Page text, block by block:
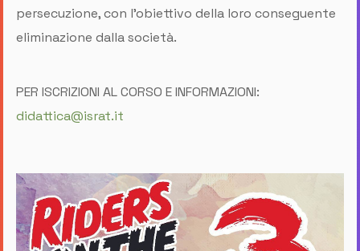
persecuzione, con l'obiettivo della loro conseguente
eliminazione dalla società.
PER ISCRIZIONI AL CORSO E INFORMAZIONI:
didattica@israt.it